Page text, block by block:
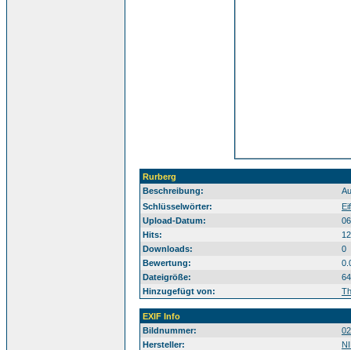
Rurberg
Beschreibung:
Schlüsselwörter:
Upload-Datum:
Hits:
Downloads:
0
Bewertung:
Dateigröße:
Hinzugefügt von:
EXIF Info
Bildnummer:
Hersteller: